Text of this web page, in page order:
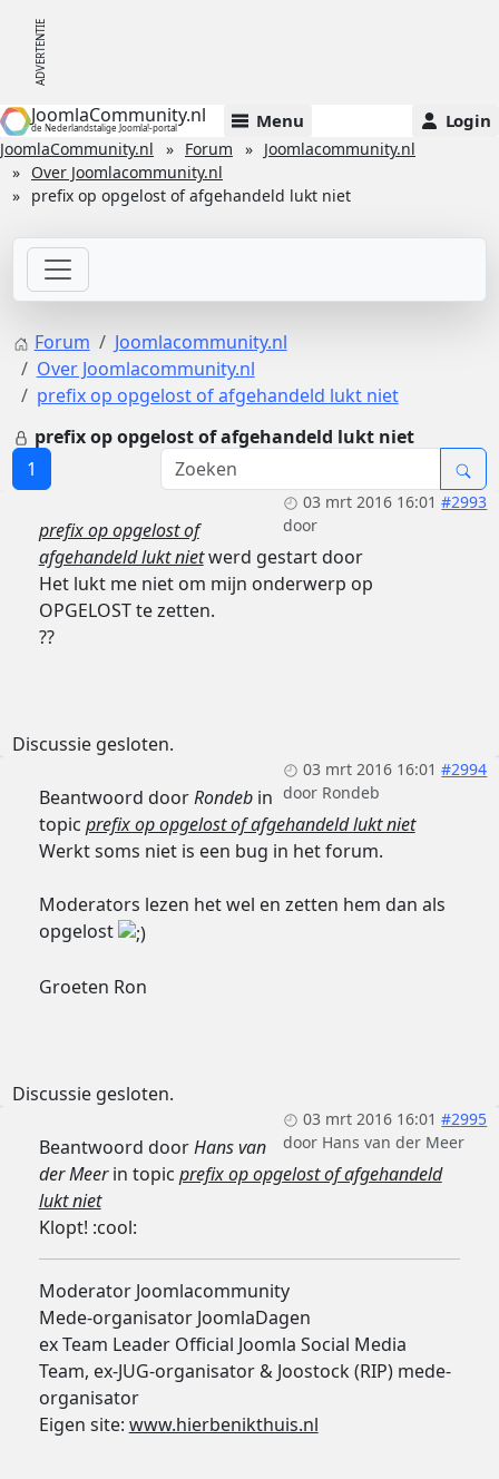
JoomlaCommunity.nl
de Nederlandstalige Joomla!-portal Menu Login
JoomlaCommunity.nl Forum
Joomlacommunity.nl
Over Joomlacommunity.nl
prefix op opgelost of afgehandeld lukt niet
Forum
Joomlacommunity.nl
Over Joomlacommunity.nl
prefix op opgelost of afgehandeld lukt niet
prefix op opgelost of afgehandeld lukt niet
1
03 mrt 2016 16:01 #2993
door
prefix op opgelost of
afgehandeld lukt nietwerd gestart door
Het lukt me niet om mijn onderwerp op
OPGELOST te zetten.
??
Discussie gesloten.
03 mrt 2016 16:01 #2994
door Rondeb
Beantwoord doorRondebin
topic prefix op opgelost of afgehandeld lukt niet
Werkt soms niet is een bug in het forum.
Moderators lezen het wel en zetten hem dan als
opgelost
Groeten Ron
Discussie gesloten.
03 mrt 2016 16:01 #2995
door Hans van der Meer
Beantwoord doorHans van
der Meerin topic prefix op opgelost of afgehandeld
lukt niet
Klopt! :cool:
Moderator Joomlacommunity
Mede-organisator JoomlaDagen
ex Team Leader Official Joomla Social Media
Team, ex-JUG-organisator & Joostock (RIP) mede-
organisator
Eigen site: www.hierbenikthuis.nl